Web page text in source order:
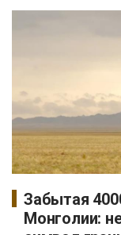
Забытая
Монголии: